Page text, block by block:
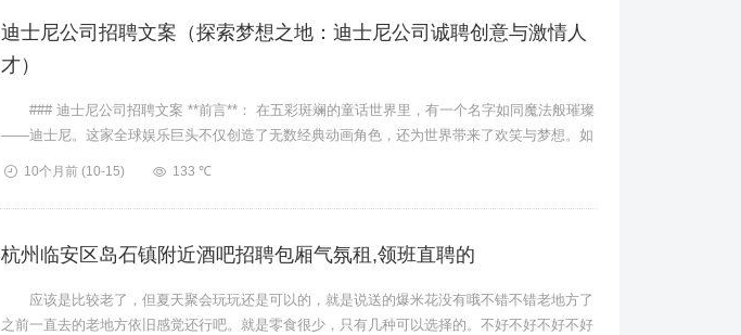
迪士尼公司招聘文案（探索梦想之地：迪士尼公司诚聘创意与激情人
才）
### 迪士尼公司招聘文案 **前言**： 在五彩斑斓的童话世界里，有一个名字如同魔法般璀璨
——迪士尼。这家全球娱乐巨头不仅创造了无数经典动画角色，还为世界带来了欢笑与梦想。如
10个月前 (10-15) 133 ℃
杭州临安区岛石镇附近酒吧招聘包厢气氛租,领班直聘的
应该是比较老了，但夏天聚会玩玩还是可以的，就是说送的爆米花没有哦不错不错老地方了
之前一直去的老地方依旧感觉还行吧。就是零食很少，只有几种可以选择的。不好不好不好不好